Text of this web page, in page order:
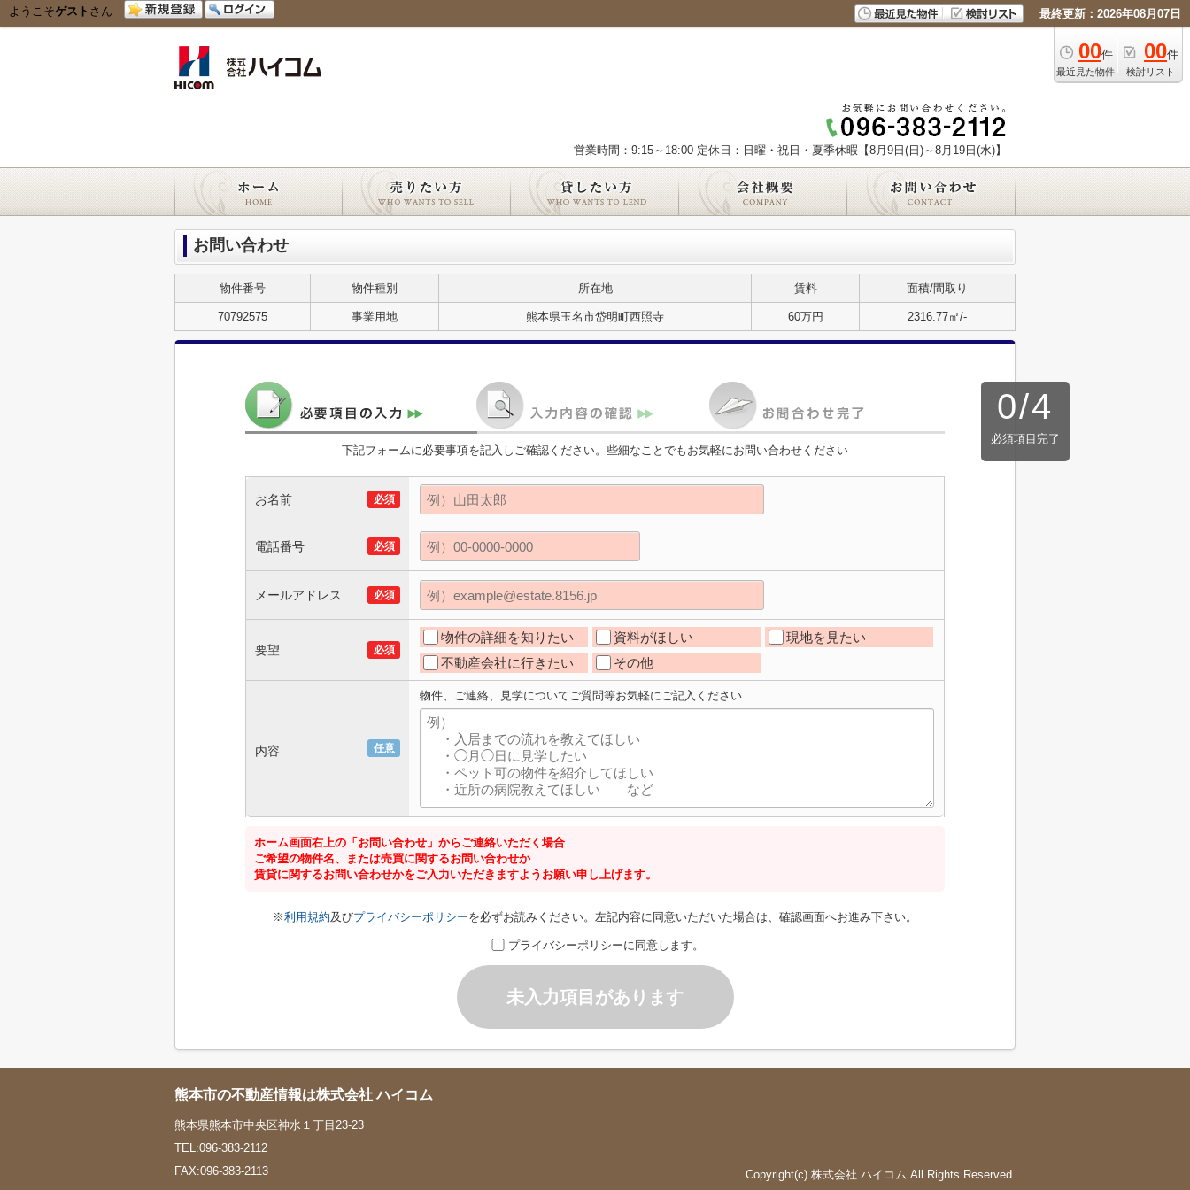
ようこそゲスト さん 最終更新：2026年08月07日
00件
最近見た物件
00件
検討リスト
営業時間：9:15～18:00 定休日：日曜・祝日・夏季休暇【8月9日(日)～8月19日(水)】
お問い合わせ
物件番号 物件種別 所在地 賃料 面積/間取り
70792575 事業用地 熊本県玉名市岱明町西照寺 60万円 2316.77㎡/-
0/4
必須項目完了
下記フォームに必要事項を記入しご確認ください。些細なことでもお気軽にお問い合わせください
お名前 必須
電話番号 必須
メールアドレス 必須
要望 必須
物件の詳細を知りたい 資料がほしい
現地を見たい
不動産会社に行きたい
その他
内容 任意
物件、ご連絡、見学についてご質問等お気軽にご記入ください
ホーム画面右上の「お問い合わせ」からご連絡いただく場合
ご希望の物件名、または売買に関するお問い合わせか
賃貸に関するお問い合わせかをご入力いただきますようお願い申し上げます。
※利用規約及びプライバシーポリシーを必ずお読みください。左記内容に同意いただいた場合は、確認画面へお進み下さい。
プライバシーポリシーに同意します。
未入力項目があります
熊本市の不動産情報は株式会社 ハイコム
熊本県熊本市中央区神水１丁目23-23
TEL:096-383-2112
FAX:096-383-2113
Copyright(c) 株式会社 ハイコム All Rights Reserved.